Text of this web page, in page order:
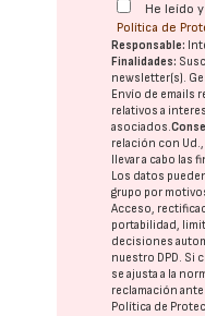
He leído
Política de
Responsable:
Finalidades:
newsletter(s).
Envío de emails
relativos a
asociados.
relación con
llevar a cabo las
Los datos
grupo por
Acceso,
portabilidad,
decisiones
nuestro DPD. Si
se ajusta a la
reclamación
Política de